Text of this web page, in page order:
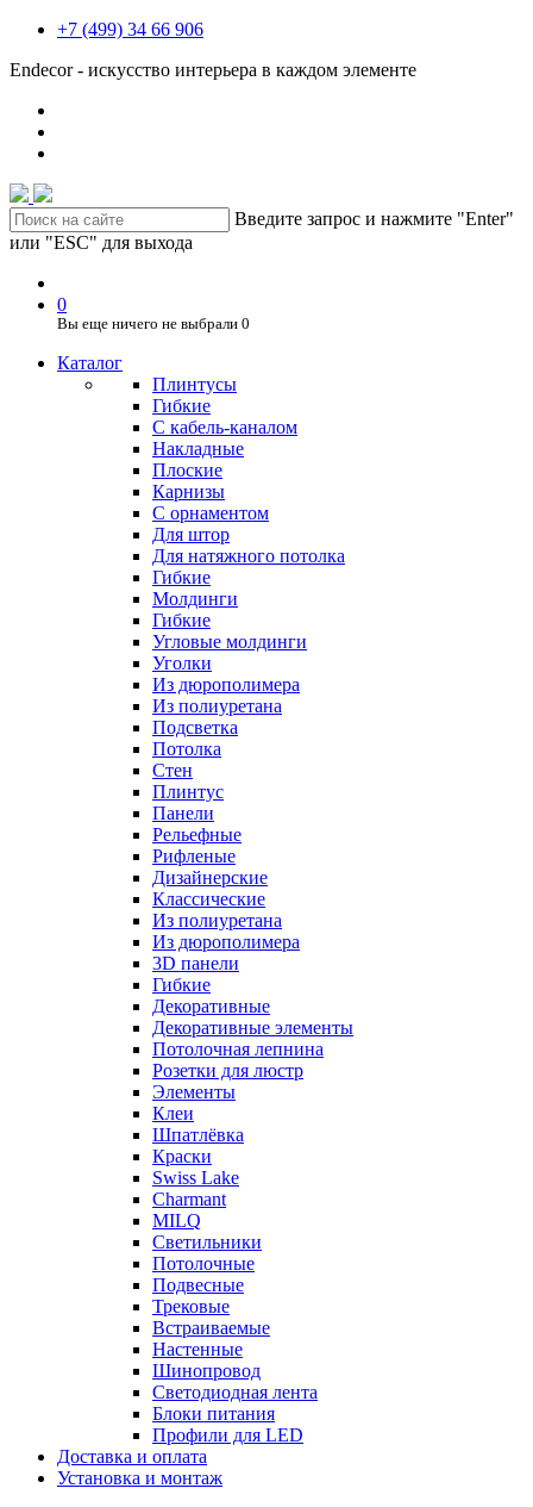
+7 (499) 34 66 906
Endecor - искусство интерьера в каждом элементе
Введите запрос и нажмите "Enter"
или "ESC" для выхода
0
Вы еще ничего не выбрали 0
Каталог
Плинтусы
Гибкие
C кабель-каналом
Накладные
Плоские
Карнизы
С орнаментом
Для штор
Для натяжного потолка
Гибкие
Молдинги
Гибкие
Угловые молдинги
Уголки
Из дюрополимера
Из полиуретана
Подсветка
Потолка
Стен
Плинтус
Панели
Рельефные
Рифленые
Дизайнерские
Классические
Из полиуретана
Из дюрополимера
3D панели
Гибкие
Декоративные
Декоративные элементы
Потолочная лепнина
Розетки для люстр
Элементы
Клеи
Шпатлёвка
Краски
Swiss Lake
Charmant
MILQ
Светильники
Потолочные
Подвесные
Трековые
Встраиваемые
Настенные
Шинопровод
Светодиодная лента
Блоки питания
Профили для LED
Доставка и оплата
Установка и монтаж